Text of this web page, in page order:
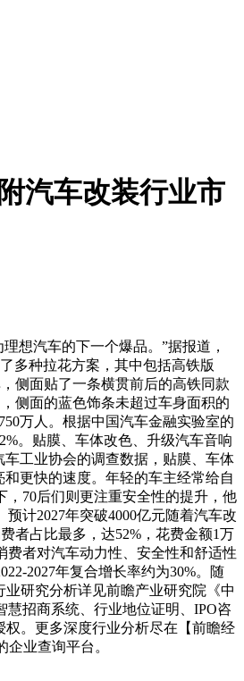
汽车改装行业市
想汽车的下一个爆品。”据报道，
多种拉花方案，其中包括高铁版
侧面贴了一条横贯前后的高铁同款
侧面的蓝色饰条未超过车身面积的
万人。根据中国汽车金融实验室的
。贴膜、车体改色、升级汽车音响
工业协会的调查数据，贴膜、车体
更快的速度。年轻的车主经常给自
70后们则更注重安全性的提升，他
计2027年突破4000亿元随着汽车改
者占比最多，达52%，花费金额1万
费者对汽车动力性、安全性和舒适性
2027年复合增长率约为30%。随
研究分析详见前瞻产业研究院《中
招商系统、行业地位证明、IPO咨
。更多深度行业分析尽在【前瞻经
业查询平台。